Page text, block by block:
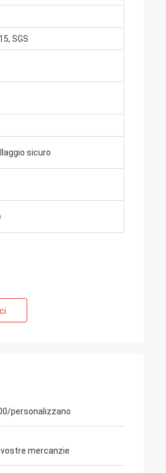
SGS
sicuro
personalizzano
vostre mercanzie